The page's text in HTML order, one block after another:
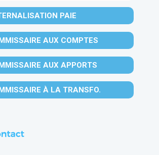
PAIE
AUX COMPTES
AUX APPORTS
À LA TRANSFO.